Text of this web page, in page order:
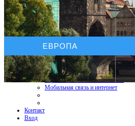
Услуги On-line
Бронирование отелей
Бронирование автомобиля
Бронирование экскурсий
Страхование путешествий
Страхование КАСКО+ОСАГО
Мобильная связь и интернет
Контакт
Вход
ЕВРОПА